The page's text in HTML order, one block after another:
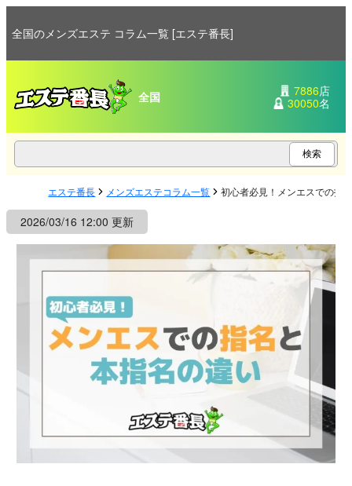
全国のメンズエステ コラム一覧 [エステ番長]
全国 7886店
30050名
エステ番長 メンズエステコラム一覧 初心者必見！メンエスでの指
2026/03/16 12:00 更新